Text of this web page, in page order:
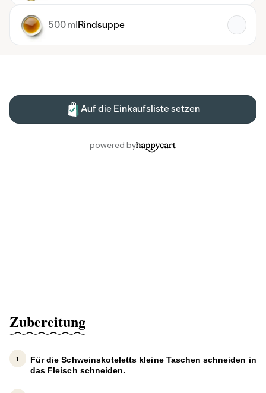
Zubereitung
Für dieSchweinskoteletts kleine Taschen schneiden in
das Fleisch schneiden.